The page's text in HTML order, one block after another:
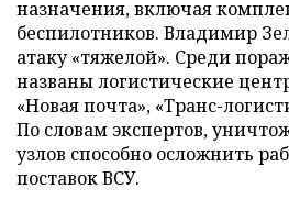
назначения, включая
беспилотников. Владимир
атаку «тяжелой». Среди
названы логистические
«Новая почта», «Транс-
По словам экспертов,
узлов способно осложнить
поставок ВСУ.